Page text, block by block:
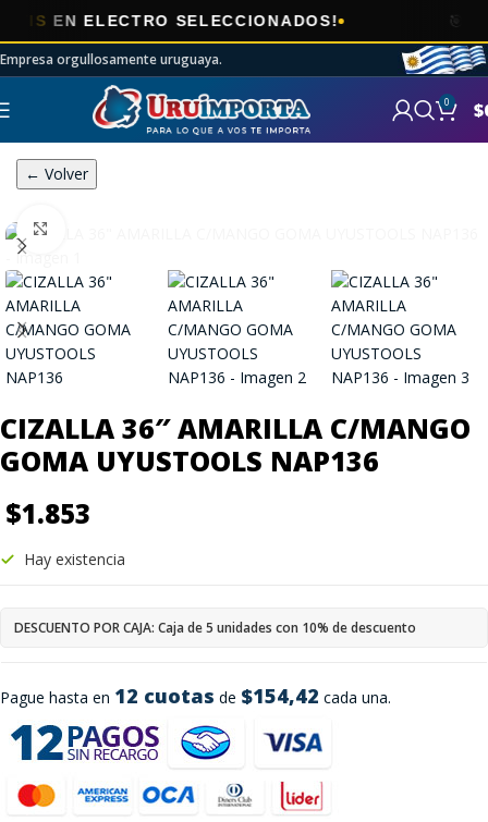
ELECTRO SELECCIONADOS! AHORA
Empresa orgullosamente uruguaya.
0 $
← Volver
CIZALLA 36″ AMARILLA C/MANGO
GOMA UYUSTOOLS NAP136
$1.853
Pague hasta en 12 cuotas de $154,42 cada una.
Hay existencia
DESCUENTO POR CAJA: Caja de 5 unidades con 10% de descuento